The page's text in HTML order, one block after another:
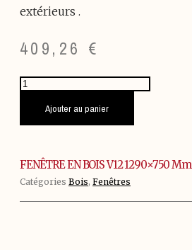
extérieurs .
409,26 €
quantité
FENÊTRE
1290x750
mm
Ajouter au panier
FENÊTRE EN BOIS V12 1290×750 Mm
Catégories Bois, Fenêtres